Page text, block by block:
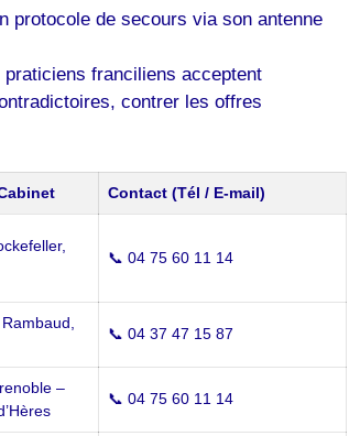
protocole de secours via son antenne
franciliens acceptent
contrer les offres
Contact (Tél / E-mail)
📞 04 75 60 11 14
📞 04 37 47 15 87
–
📞 04 75 60 11 14